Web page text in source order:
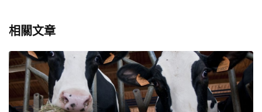
相關文章